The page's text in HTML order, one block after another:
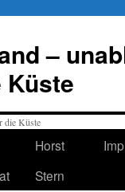
–
Küste
Horst
Stern